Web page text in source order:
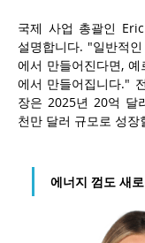
국제 사업 총괄인
설명합니다. "일반적
에서 만들어진다면,
에서 만들어집니다."
장은 2025년 20억 달
천만 달러 규모로 성장
에너지 껌도 새